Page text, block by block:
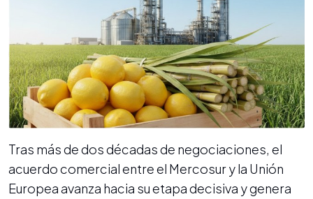
Tras más de dos décadas de negociaciones, el
acuerdo comercial entre el Mercosur y la Unión
Europea avanza hacia su etapa decisiva y genera